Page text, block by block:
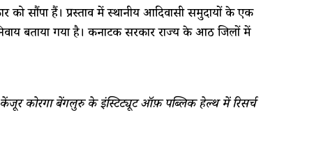
सौंपा हैं। प्रस्ताव में स्थानीय आदिवासी समुदायों के एक
बताया गया है। कर्नाटक सरकार राज्य के आठ जिलों में
कोरगा बेंगलुरु के इंस्टिट्यूट ऑफ़ पब्लिक हेल्थ में रिसर्च